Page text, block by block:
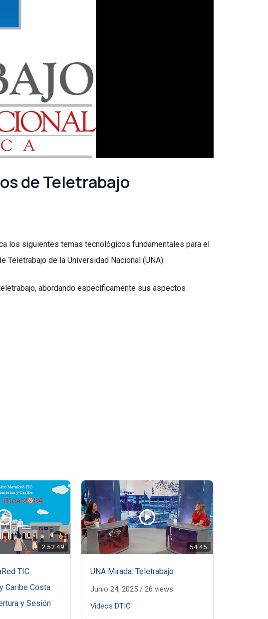
de Teletrabajo
los siguientes temas tecnológicos fundamentales para el
de la Universidad Nacional (UNA).
abordando específicamente sus aspectos
2:52:49
TIC
Caribe Costa
y Sesión
54:45
UNA Mirada: Teletrabajo
Junio 24, 2025/ 26 views
Videos DTIC